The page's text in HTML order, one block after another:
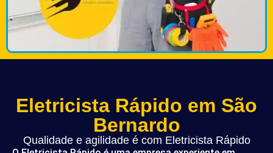
Eletricista Rápido em São
Bernardo
Qualidade e agilidade é com Eletricista Rápido